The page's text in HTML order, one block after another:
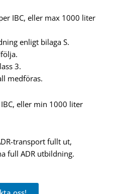
IBC, eller max 1000 liter
enligt bilaga S.
3.
medföras.
eller min 1000 liter
transport fullt ut,
full ADR utbildning.